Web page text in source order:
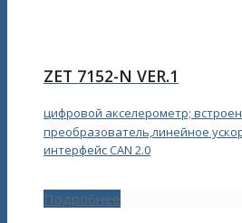
ZET 7152-N VER.1
цифровой акселерометр;
преобразователь,линейное
интерфейс CAN 2.0
Подробнее